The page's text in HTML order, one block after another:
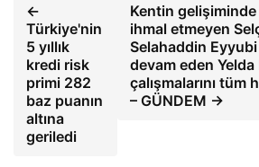
←
Türkiye'nin
5 yıllık
kredi risk
primi 282
baz puanın
altına
geriledi
Kentin
ihmal etmeyen
Selahaddin
devam eden Yelda
çalışmalarını tüm
– GÜNDEM →